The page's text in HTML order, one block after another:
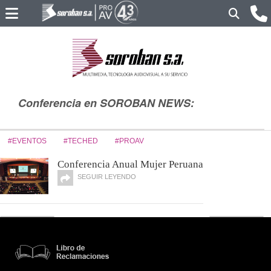
Conferencia en SOROBAN NEWS:
#EVENTOS #TECHED #PROAV
Conferencia Anual Mujer Peruana
SEGUIR LEYENDO